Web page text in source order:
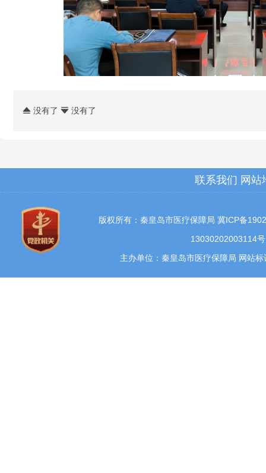
没有了  没有了
联系我们 网站
版权所有：秦皇岛市医疗保障局 冀ICP备
13030202003114号
主办单位：秦皇岛市医疗保障局 网站